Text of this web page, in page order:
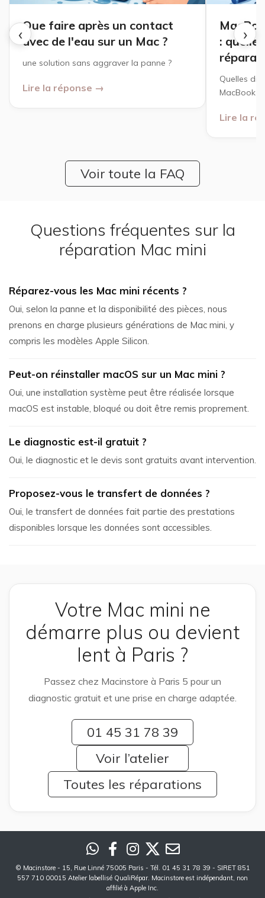
‹ ›
Que faire après un contact
avec de l'eau sur un Mac ?
une solution sans aggraver la panne ?
Lire la réponse →
:
Quelles
MacBook
Lire la
Voir toute la FAQ
Questions fréquentes sur la
réparation Mac mini
Réparez-vous les Mac mini récents ?
Oui, selon la panne et la disponibilité des pièces, nous
prenons en charge plusieurs générations de Mac mini, y
compris les modèles Apple Silicon.
Peut-on réinstaller macOS sur un Mac mini ?
Oui, une installation système peut être réalisée lorsque
macOS est instable, bloqué ou doit être remis proprement.
Le diagnostic est-il gratuit ?
Oui, le diagnostic et le devis sont gratuits avant intervention.
Proposez-vous le transfert de données ?
Oui, le transfert de données fait partie des prestations
disponibles lorsque les données sont accessibles.
Votre Mac mini ne
démarre plus ou devient
lent à Paris ?
Passez chez Macinstore à Paris 5 pour un
diagnostic gratuit et une prise en charge adaptée.
01 45 31 78 39
Voir l’atelier
Toutes les réparations
© Macinstore - 15, Rue Linné 75005 Paris - Tél. 01 45 31 78 39 - SIRET 851
557 710 00015 Atelier labellisé QualiRépar. Macinstore est indépendant, non
affilié à Apple Inc.